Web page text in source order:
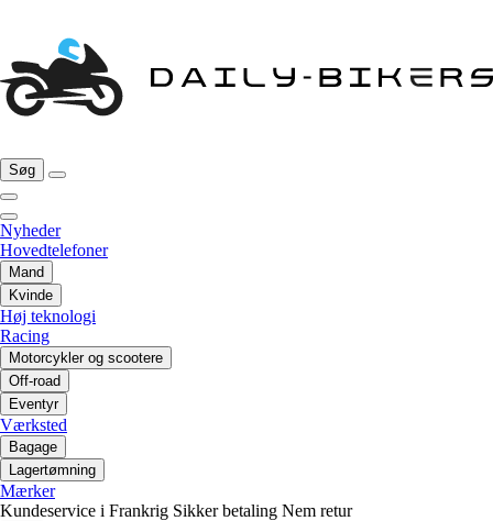
Søg
Nyheder
Hovedtelefoner
Mand
Kvinde
Høj teknologi
Racing
Motorcykler og scootere
Off-road
Eventyr
Værksted
Bagage
Lagertømning
Mærker
Kundeservice i Frankrig Sikker betaling Nem retur